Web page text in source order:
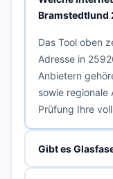
Bramstedtlund
Das Tool oben
Adresse in
Anbietern
sowie regionale
Prüfung Ihre
Gibt es